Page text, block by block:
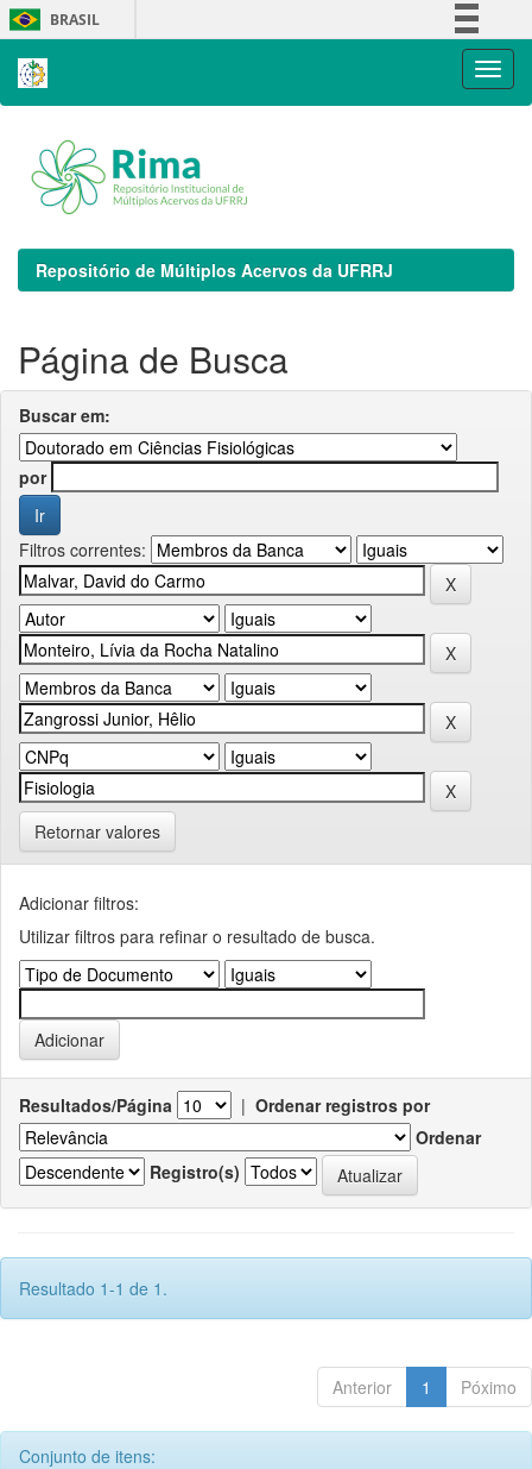
Skip
navigation
BRASIL
Repositório de Múltiplos Acervos da UFRRJ
Página de Busca
Buscar em:
por
Filtros correntes:
Retornar valores
Adicionar filtros:
Utilizar filtros para refinar o resultado de busca.
Resultados/Página | Ordenar registros por
Ordenar
Registro(s)
Resultado 1-1 de 1.
Anterior 1 Póximo
Conjunto de itens: